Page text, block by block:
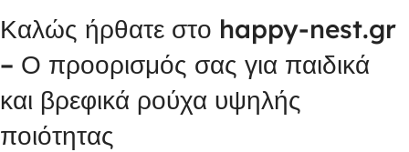
Καλώς ήρθατε στο happy-nest.gr
– Ο προορισμός σας για παιδικά
και βρεφικά ρούχα υψηλής
ποιότητας